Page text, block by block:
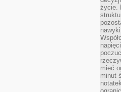
życie.
mieć
minut